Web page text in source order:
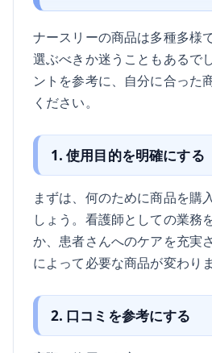
ナースリーの商品は多種多様
選ぶべきか迷うこともあるで
ントを参考に、自分に合った
ください。
1. 使用目的を明確にする
まずは、何のために商品を購
しょう。看護師としての業務
か、患者さんへのケアを充実
によって必要な商品が変わりま
2. 口コミを参考にする